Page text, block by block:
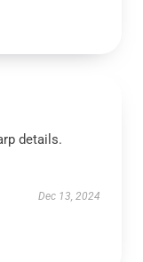
details.
Dec 13, 2024